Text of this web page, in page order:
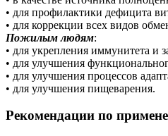
• для профилактики дефицита
• для коррекции всех видов
Пожилым людям:
• для укрепления иммунитета и
• для улучшения
• для улучшения процессов
• для улучшения пищеварения.
Рекомендации по